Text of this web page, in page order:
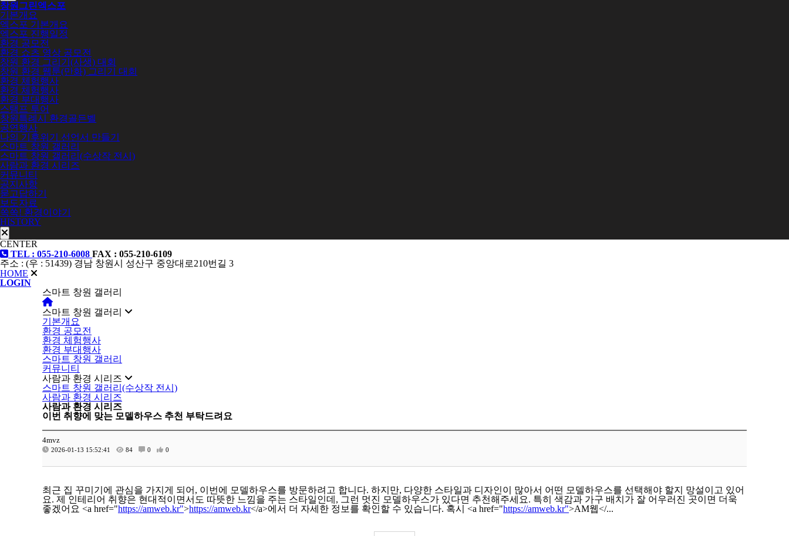
창원그린엑스포
기본개요
엑스포 기본개요
엑스포 진행일정
환경 공모전
환경 쇼츠 영상 공모전
창원 환경 그리기(사생) 대회
창원 환경 웹툰(만화) 그리기 대회
환경 체험행사
환경 체험행사
환경 부대행사
스탬프 투어
창원특례시 환경골든벨
공연행사
나의 기후위기 선언서 만들기
스마트 창원 갤러리
스마트 창원 갤러리(수상작 전시)
사람과 환경 시리즈
커뮤니티
공지사항
묻고답하기
보도자료
쏙쏙! 환경이야기
HISTORY
CENTER
TEL : 055-210-6008 FAX : 055-210-6109
주소 : (우 : 51439) 경남 창원시 성산구 중앙대로210번길 3
HOME
LOGIN
스마트 창원 갤러리
스마트 창원 갤러리
기본개요
환경 공모전
환경 체험행사
환경 부대행사
스마트 창원 갤러리
커뮤니티
사람과 환경 시리즈
스마트 창원 갤러리(수상작 전시)
사람과 환경 시리즈
사람과 환경 시리즈
이번 취향에 맞는 모델하우스 추천 부탁드려요
4mvz
2026-01-13 15:52:41 84 0 0
최근 집 꾸미기에 관심을 가지게 되어, 이번에 모델하우스를 방문하려고 합니다. 하지만, 다양한 스타일과 디자인이 많아서 어떤 모델하우스를 선택해야 할지 망설이고 있어
요. 제 인테리어 취향은 현대적이면서도 따뜻한 느낌을 주는 스타일인데, 그런 멋진 모델하우스가 있다면 추천해주세요. 특히 색감과 가구 배치가 잘 어우러진 곳이면 더욱
좋겠어요 <a href="https://amweb.kr">https://amweb.kr</a>에서 더 자세한 정보를 확인할 수 있습니다. 혹시 <a href="https://amweb.kr">AM웹</...